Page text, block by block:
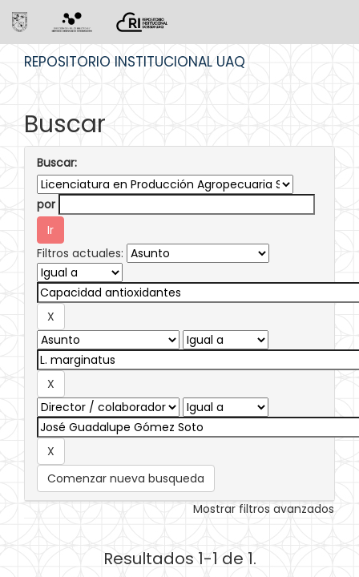
REPOSITORIO INSTITUCIONAL UAQ
Buscar
Buscar:
por
Filtros actuales:
Comenzar nueva busqueda
Mostrar filtros avanzados
Resultados 1-1 de 1.